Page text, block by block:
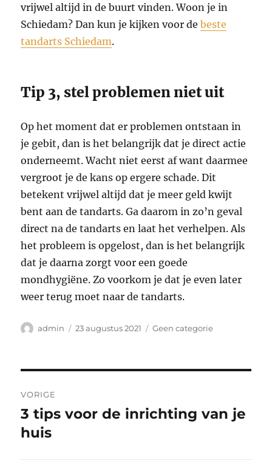
vrijwel altijd in de buurt vinden. Woon je in
Schiedam? Dan kun je kijken voor debeste
tandarts Schiedam.
Tip 3, stel problemen niet uit
Op het moment dat er problemen ontstaan in
je gebit, dan is het belangrijk dat je direct actie
onderneemt. Wacht niet eerst af want daarmee
vergroot je de kans op ergere schade. Dit
betekent vrijwel altijd dat je meer geld kwijt
bent aan de tandarts. Ga daarom in zo’n geval
direct na de tandarts en laat het verhelpen. Als
het probleem is opgelost, dan is het belangrijk
dat je daarna zorgt voor een goede
mondhygiëne. Zo voorkom je dat je even later
weer terug moet naar de tandarts.
Auteur
admin
Geplaatst
23 augustus 2021 Categorieën
Geen categorie
navigatie
VORIGE
Vorig
bericht:
3 tips voor de inrichting van je
huis